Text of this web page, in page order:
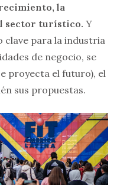
la
sector turístico. Y
clave para la industria
de negocio, se
proyecta el futuro), el
sus propuestas.